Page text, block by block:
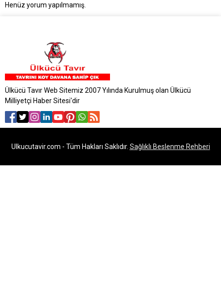
Henüz yorum yapılmamış.
Ülkücü Tavır Web Sitemiz 2007 Yılında Kurulmuş olan Ülkücü
Milliyetçi Haber Sitesi'dir
Ulkucutavir.com - Tüm Hakları Saklıdır. Sağlıklı Beslenme Rehberi